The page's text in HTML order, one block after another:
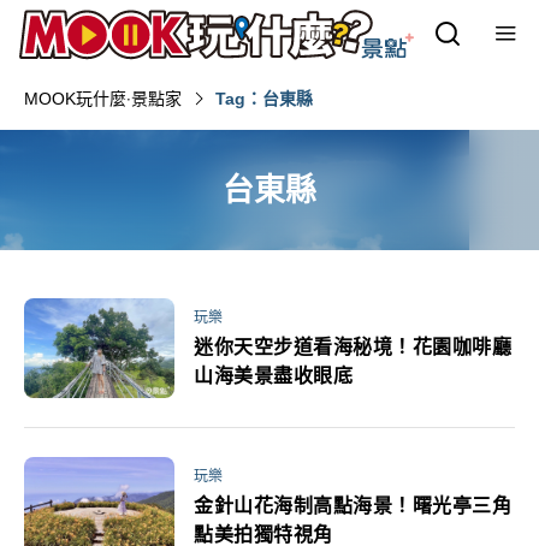
MOOK玩什麼‧景點家 Tag：台東縣‎
台東縣‎
玩樂
迷你天空步道看海秘境！花園咖啡廳
山海美景盡收眼底
玩樂
金針山花海制高點海景！曙光亭三角
點美拍獨特視角